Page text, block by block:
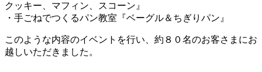
クッキー、マフィン、スコーン』
・手ごねでつくるパン教室『ベーグル＆ちぎりパン』
このような内容のイベントを行い、約８０名のお客さまにお
越しいただきました。